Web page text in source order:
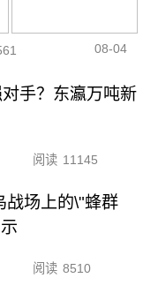
08-04
手？东瀛万吨新
阅读 11145
战场上的\"蜂群
阅读 8510